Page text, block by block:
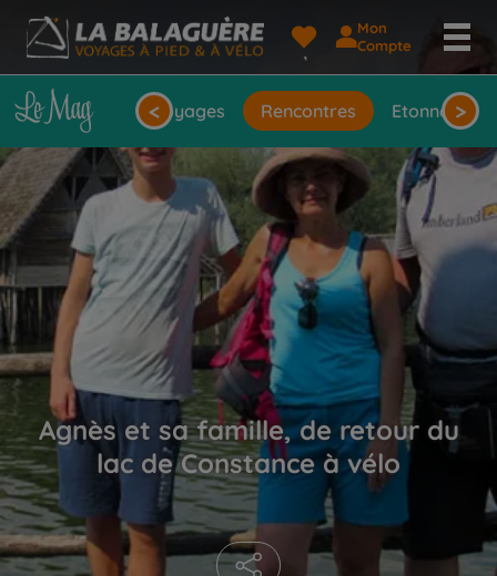
Mon
Compte
Idées de voyages Rencontres Etonnantes
< >
Agnès et sa famille, de retour du
lac de Constance à vélo